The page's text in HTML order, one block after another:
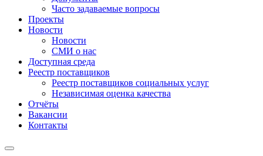
Часто задаваемые вопросы
Проекты
Новости
Новости
СМИ о нас
Доступная среда
Реестр поставщиков
Реестр поставщиков социальных услуг
Независимая оценка качества
Отчёты
Вакансии
Контакты